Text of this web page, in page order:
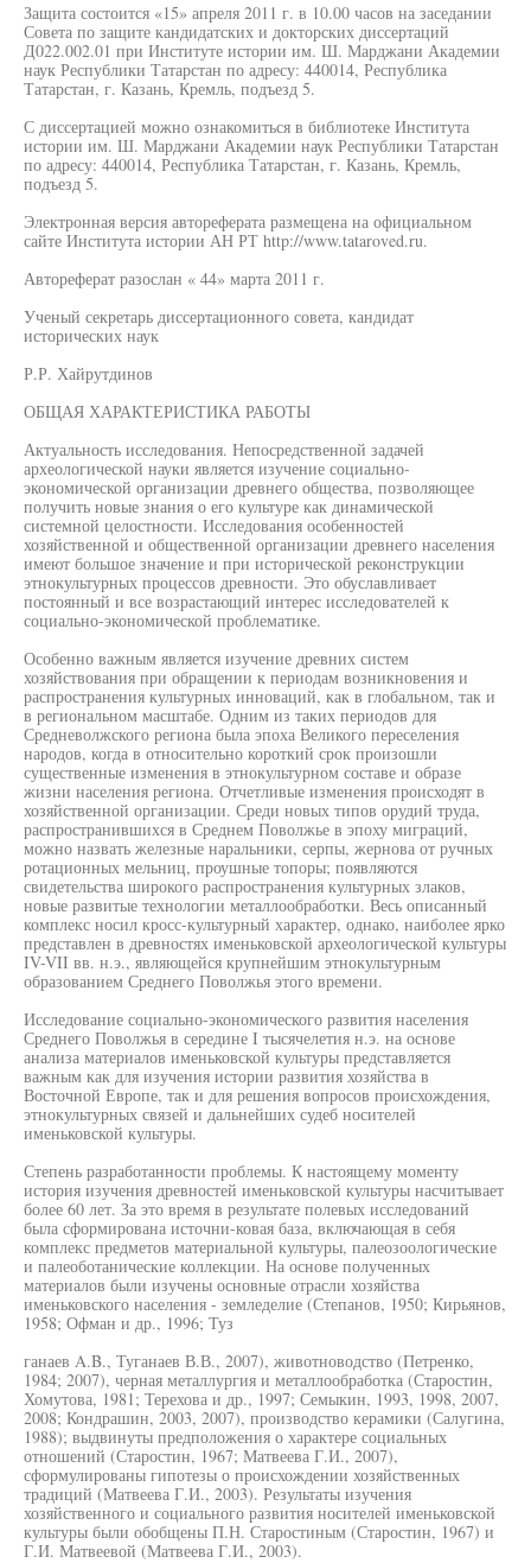
Защита состоится «15» апреля 2011 г. в 10.00 часов на заседании
Совета по защите кандидатских и докторских диссертаций
Д022.002.01 при Институте истории им. Ш. Марджани Академии
наук Республики Татарстан по адресу: 440014, Республика
Татарстан, г. Казань, Кремль, подъезд 5.
С диссертацией можно ознакомиться в библиотеке Института
истории им. Ш. Марджани Академии наук Республики Татарстан
по адресу: 440014, Республика Татарстан, г. Казань, Кремль,
подъезд 5.
Электронная версия автореферата размещена на официальном
сайте Института истории АН РТ http://www.tataroved.ru.
Автореферат разослан « 44» марта 2011 г.
Ученый секретарь диссертационного совета, кандидат
исторических наук
Р.Р. Хайрутдинов
ОБЩАЯ ХАРАКТЕРИСТИКА РАБОТЫ
Актуальность исследования. Непосредственной задачей
археологической науки является изучение социально-
экономической организации древнего общества, позволяющее
получить новые знания о его культуре как динамической
системной целостности. Исследования особенностей
хозяйственной и общественной организации древнего населения
имеют большое значение и при исторической реконструкции
этнокультурных процессов древности. Это обуславливает
постоянный и все возрастающий интерес исследователей к
социально-экономической проблематике.
Особенно важным является изучение древних систем
хозяйствования при обращении к периодам возникновения и
распространения культурных инноваций, как в глобальном, так и
в региональном масштабе. Одним из таких периодов для
Средневолжского региона была эпоха Великого переселения
народов, когда в относительно короткий срок произошли
существенные изменения в этнокультурном составе и образе
жизни населения региона. Отчетливые изменения происходят в
хозяйственной организации. Среди новых типов орудий труда,
распространившихся в Среднем Поволжье в эпоху миграций,
можно назвать железные наральники, серпы, жернова от ручных
ротационных мельниц, проушные топоры; появляются
свидетельства широкого распространения культурных злаков,
новые развитые технологии металлообработки. Весь описанный
комплекс носил кросс-культурный характер, однако, наиболее ярко
представлен в древностях именьковской археологической культуры
IV-VII вв. н.э., являющейся крупнейшим этнокультурным
образованием Среднего Поволжья этого времени.
Исследование социально-экономического развития населения
Среднего Поволжья в середине I тысячелетия н.э. на основе
анализа материалов именьковской культуры представляется
важным как для изучения истории развития хозяйства в
Восточной Европе, так и для решения вопросов происхождения,
этнокультурных связей и дальнейших судеб носителей
именьковской культуры.
Степень разработанности проблемы. К настоящему моменту
история изучения древностей именьковской культуры насчитывает
более 60 лет. За это время в результате полевых исследований
была сформирована источни-ковая база, включающая в себя
комплекс предметов материальной культуры, палеозоологические
и палеоботанические коллекции. На основе полученных
материалов были изучены основные отрасли хозяйства
именьковского населения - земледелие (Степанов, 1950; Кирьянов,
1958; Офман и др., 1996; Туз
ганаев A.B., Туганаев В.В., 2007), животноводство (Петренко,
1984; 2007), черная металлургия и металлообработка (Старостин,
Хомутова, 1981; Терехова и др., 1997; Семыкин, 1993, 1998, 2007,
2008; Кондрашин, 2003, 2007), производство керамики (Салугина,
1988); выдвинуты предположения о характере социальных
отношений (Старостин, 1967; Матвеева Г.И., 2007),
сформулированы гипотезы о происхождении хозяйственных
традиций (Матвеева Г.И., 2003). Результаты изучения
хозяйственного и социального развития носителей именьковской
культуры были обобщены П.Н. Старостиным (Старостин, 1967) и
Г.И. Матвеевой (Матвеева Г.И., 2003).